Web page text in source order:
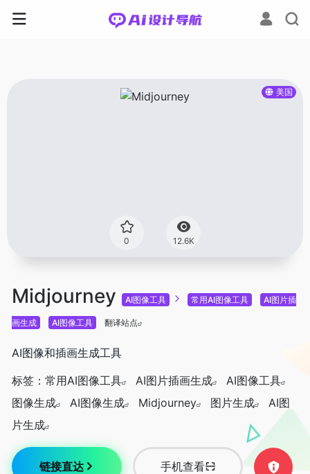
美国
0 12.6K
Midjourney AI图像工具 常用AI图像工具 AI图片插
画生成 AI图像工具 翻译站点
AI图像和插画生成工具
标签： 常用AI图像工具 AI图片插画生成
AI图像工具
图像生成
AI图像生成 Midjourney 图片生成
AI图
片生成
链接直达 手机查看